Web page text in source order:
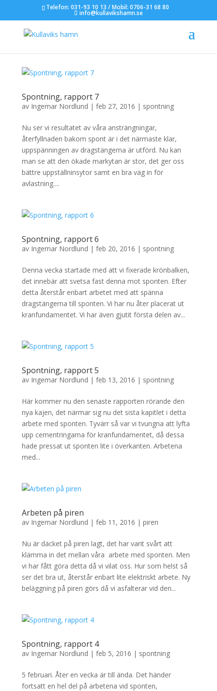
Telefon: 031-93 10 13 / Mobil: 0706-31 68 80
info@kullavikshamn.se
Spontning, rapport 7
av Ingemar Nordlund | feb 27, 2016 | spontning
Nu ser vi resultatet av våra ansträngningar,
återfyllnaden bakom spont är i det närmaste klar,
uppspänningen av dragstängerna är utförd. Nu kan
man se att den ökade markytan är stor, det ger oss
bättre uppställninsytor samt en bra väg in för
avlastning....
Spontning, rapport 6
av Ingemar Nordlund | feb 20, 2016 | spontning
Denna vecka startade med att vi fixerade krönbalken,
det innebär att svetsa fast denna mot sponten. Efter
detta återstår enbart arbetet med att spänna
dragstängerna till sponten. Vi har nu åter placerat ut
kranfundamentet. Vi har även gjutit första delen av...
Spontning, rapport 5
av Ingemar Nordlund | feb 13, 2016 | spontning
Här kommer nu den senaste rapporten rörande den
nya kajen, det närmar sig nu det sista kapitlet i detta
arbete med sponten. Tyvärr så var vi tvungna att lyfta
upp cementringarna för kranfundamentet, då dessa
hade pressat ut sponten lite i överkanten. Arbetena
med...
Arbeten på piren
av Ingemar Nordlund | feb 11, 2016 | piren
Nu är däcket på piren lagt, det har varit svårt att
klämma in det mellan våra arbete med sponten. Men
vi har fått göra detta då vi vilat oss. Hur som helst så
ser det bra ut, återstår enbart lite elektriskt arbete. Ny
beläggning på piren görs då vi asfalterar vid den...
Spontning, rapport 4
av Ingemar Nordlund | feb 5, 2016 | spontning
5 februari. Åter en vecka är till ända. Det händer
fortsatt en hel del på arbetena vid sponten,